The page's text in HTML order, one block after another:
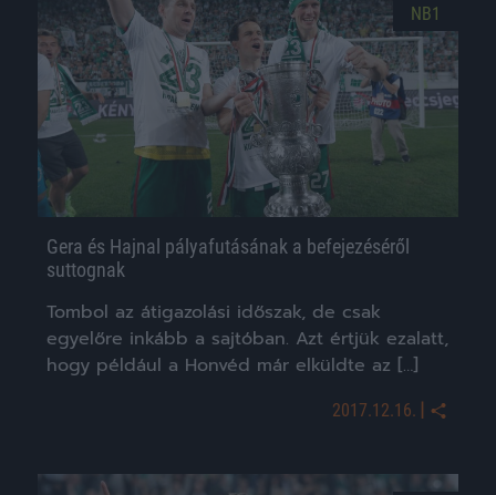
NB1
Gera és Hajnal pályafutásának a befejezéséről
suttognak
Tombol az átigazolási időszak, de csak
egyelőre inkább a sajtóban. Azt értjük ezalatt,
hogy például a Honvéd már elküldte az […]
2017.12.16. |